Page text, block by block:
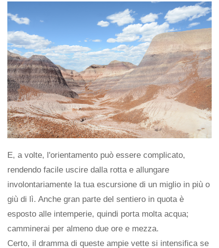
E, a volte, l'orientamento può essere complicato,
rendendo facile uscire dalla rotta e allungare
involontariamente la tua escursione di un miglio in più o
giù di lì. Anche gran parte del sentiero in quota è
esposto alle intemperie, quindi porta molta acqua;
camminerai per almeno due ore e mezza.
Certo, il dramma di queste ampie vette si intensifica se